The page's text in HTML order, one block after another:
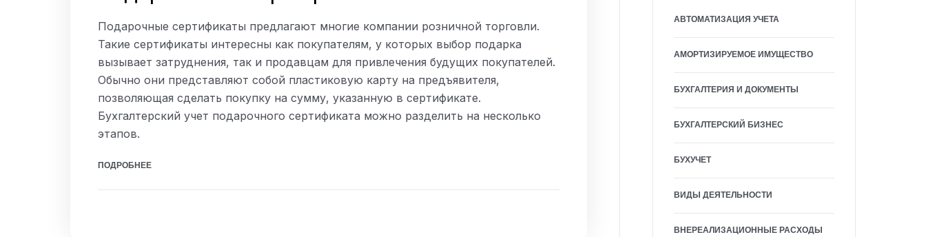
Подарочные сертификаты предлагают многие компании розничной торговли.
Такие сертификаты интересны как покупателям, у которых выбор подарка
вызывает затруднения, так и продавцам для привлечения будущих покупателей.
Обычно они представляют собой пластиковую карту на предъявителя,
позволяющая сделать покупку на сумму, указанную в сертификате.
Бухгалтерский учет подарочного сертификата можно разделить на несколько
этапов.
ПОДРОБНЕЕ
АВТОМАТИЗАЦИЯ УЧЕТА
АМОРТИЗИРУЕМОЕ ИМУЩЕСТВО
БУХГАЛТЕРИЯ И ДОКУМЕНТЫ
БУХГАЛТЕРСКИЙ БИЗНЕС
БУХУЧЕТ
ВИДЫ ДЕЯТЕЛЬНОСТИ
ВНЕРЕАЛИЗАЦИОННЫЕ РАСХОДЫ